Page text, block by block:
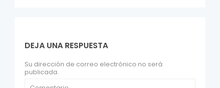
DEJA UNA RESPUESTA
Su dirección de correo electrónico no será
publicada.